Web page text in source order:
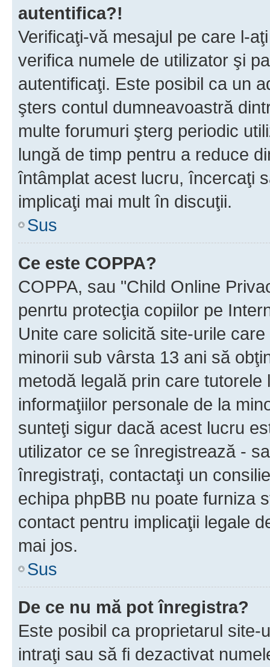
autentifica?!
Verificaţi-vă mesajul pe care l-
verifica numele de utilizator şi
autentificaţi. Este posibil ca un
şters contul dumneavoastră
multe forumuri şterg periodic
lungă de timp pentru a reduce
întâmplat acest lucru, încercaţi
implicaţi mai mult în discuţii.
Sus
Ce este COPPA?
COPPA, sau "Child Online
penrtu protecţia copiilor pe
Unite care solicită site-urile
minorii sub vârsta 13 ani să
metodă legală prin care
informaţiilor personale de la
sunteţi sigur dacă acest lucru
utilizator ce se înregistrează -
înregistraţi, contactaţi un
echipa phpBB nu poate furniza
contact pentru implicaţii legale
mai jos.
Sus
De ce nu mă pot înregistra?
Este posibil ca proprietarul
intraţi sau să fi dezactivat